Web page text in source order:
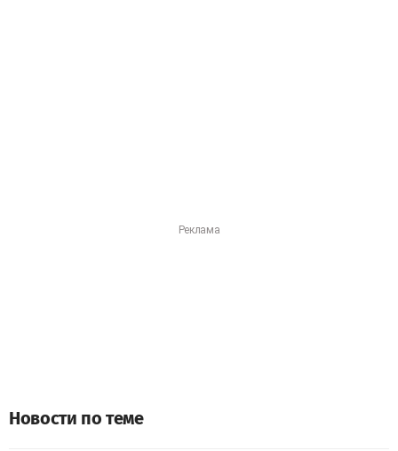
Новости по теме